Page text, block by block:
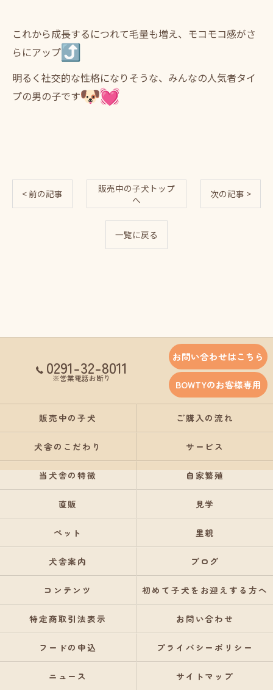
これから成長するにつれて毛量も増え、 モコモコ感がさ
らにアップ
明るく社交的な性格になりそうな、 みんなの人気者タイ
プの男の子です
< 前の記事
販売中の子犬トップ
へ
次の記事 >
一覧に戻る
0291-32-8011
※営業電話お断り
お問い合わせはこちら
BOWTYのお客様専用
販売中の子犬 ご購入の流れ
犬舎のこだわり サービス
当犬舎の特徴 自家繁殖
直販 見学
ペット 里親
犬舎案内 ブログ
コンテンツ 初めて子犬をお迎えする方へ
特定商取引法表示 お問い合わせ
フードの申込 プライバシーポリシー
ニュース サイトマップ